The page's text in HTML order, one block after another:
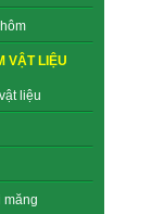
VẬT LIỆU
liệu
măng